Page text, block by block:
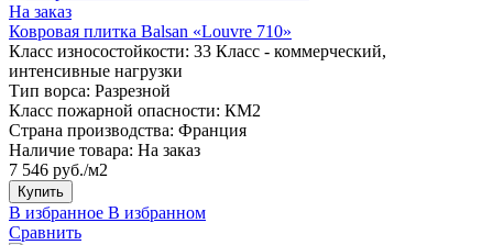
На заказ
Ковровая плитка Balsan «Louvre 710»
Класс износостойкости: 33 Класс - коммерческий,
интенсивные нагрузки
Тип ворса: Разрезной
Класс пожарной опасности: КМ2
Страна производства: Франция
Наличие товара: На заказ
7 546 руб./м2
Купить
В избранное В избранном
Сравнить